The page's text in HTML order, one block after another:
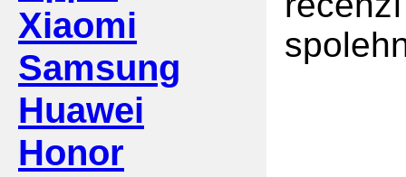
Xiaomi
Samsung
Huawei
Honor